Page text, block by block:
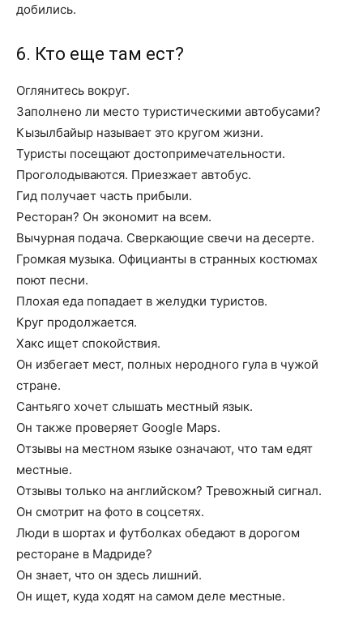
добились.
6. Кто еще там ест?
Оглянитесь вокруг.
Заполнено ли место туристическими автобусами?
Кызылбайыр называет это кругом жизни.
Туристы посещают достопримечательности.
Проголодываются. Приезжает автобус.
Гид получает часть прибыли.
Ресторан? Он экономит на всем.
Вычурная подача. Сверкающие свечи на десерте.
Громкая музыка. Официанты в странных костюмах
поют песни.
Плохая еда попадает в желудки туристов.
Круг продолжается.
Хакс ищет спокойствия.
Он избегает мест, полных неродного гула в чужой
стране.
Сантьяго хочет слышать местный язык.
Он также проверяет Google Maps.
Отзывы на местном языке означают, что там едят
местные.
Отзывы только на английском? Тревожный сигнал.
Он смотрит на фото в соцсетях.
Люди в шортах и футболках обедают в дорогом
ресторане в Мадриде?
Он знает, что он здесь лишний.
Он ищет, куда ходят на самом деле местные.